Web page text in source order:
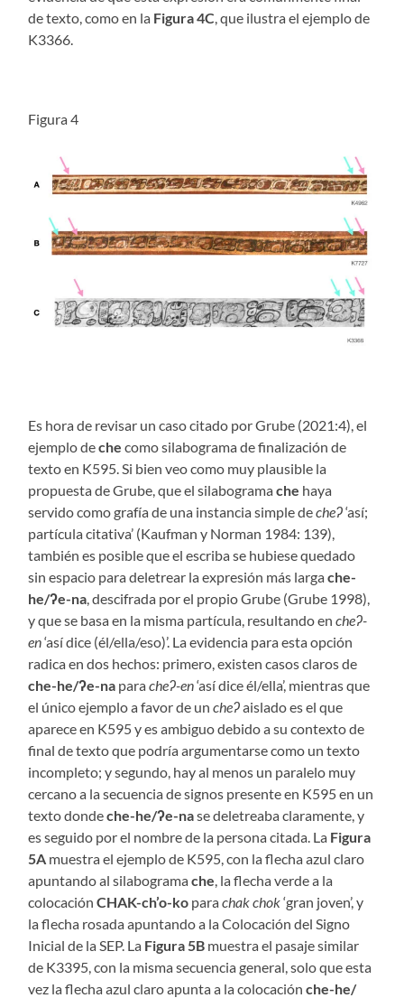
de texto, como en la Figura 4C, que ilustra el ejemplo de
K3366.
Figura 4
Es hora de revisar un caso citado por Grube (2021:4), el
ejemplo deche como silabograma de finalización de
texto en K595. Si bien veo como muy plausible la
propuesta de Grube, que el silabogramache haya
servido como grafía de una instancia simple decheʔ‘así;
partícula citativa’ (Kaufman y Norman 1984: 139),
también es posible que el escriba se hubiese quedado
sin espacio para deletrear la expresión más largache-
he/ʔe-na, descifrada por el propio Grube (Grube 1998),
y que se basa en la misma partícula, resultando encheʔ-
en‘así dice (él/ella/eso)’. La evidencia para esta opción
radica en dos hechos: primero, existen casos claros de
che-he/ʔe-na paracheʔ-en‘así dice él/ella’, mientras que
el único ejemplo a favor de uncheʔaislado es el que
aparece en K595 y es ambiguo debido a su contexto de
final de texto que podría argumentarse como un texto
incompleto; y segundo, hay al menos un paralelo muy
cercano a la secuencia de signos presente en K595 en un
texto dondeche-he/ʔe-nase deletreaba claramente, y
es seguido por el nombre de la persona citada. La Figura
5A muestra el ejemplo de K595, con la flecha azul claro
apuntando al silabogramache, la flecha verde a la
colocaciónCHAK-ch’o-ko parachak chok‘gran joven’, y
la flecha rosada apuntando a la Colocación del Signo
Inicial de la SEP. La Figura 5B muestra el pasaje similar
de K3395, con la misma secuencia general, solo que esta
vez la flecha azul claro apunta a la colocaciónche-he/